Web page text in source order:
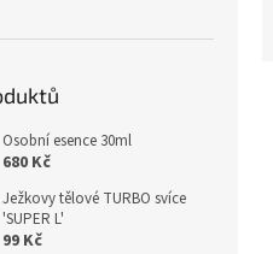
Osobní esence 30ml
680 Kč
Ježkovy tělové TURBO svíce
'SUPER L'
99 Kč